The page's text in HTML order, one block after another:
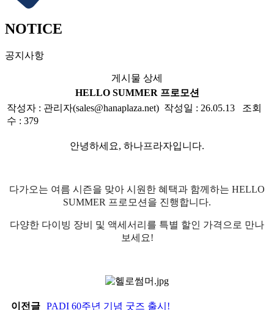
NOTICE
공지사항
게시물 상세
HELLO SUMMER 프로모션
작성자 : 관리자(sales@hanaplaza.net) 작성일 : 26.05.13 조회
수 : 379
안녕하세요, 하나프라자입니다.
다가오는 여름 시즌을 맞아 시원한 혜택과 함께하는 HELLO
SUMMER 프로모션을 진행합니다.
다양한 다이빙 장비 및 액세서리를 특별 할인 가격으로 만나
보세요!
이전글 PADI 60주년 기념 굿즈 출시!